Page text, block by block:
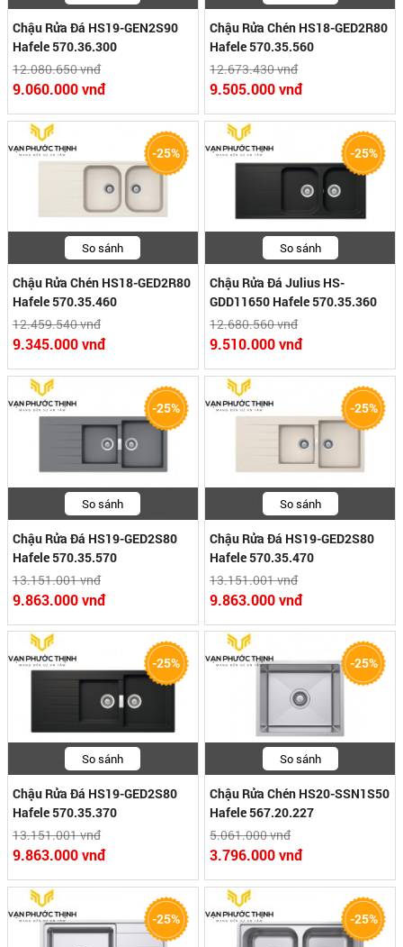
Chậu Rửa Đá HS19-GEN2S90
Hafele 570.36.300
12.080.650 vnđ
9.060.000 vnđ
Chậu Rửa Chén HS18-GED2R80
Hafele 570.35.560
12.673.430 vnđ
9.505.000 vnđ
So sánh
Chậu Rửa Chén HS18-GED2R80
Hafele 570.35.460
12.459.540 vnđ
9.345.000 vnđ
-25%
So sánh
Chậu Rửa Đá Julius HS-
GDD11650 Hafele 570.35.360
12.680.560 vnđ
9.510.000 vnđ
-25%
So sánh
Chậu Rửa Đá HS19-GED2S80
Hafele 570.35.570
13.151.001 vnđ
9.863.000 vnđ
-25%
So sánh
Chậu Rửa Đá HS19-GED2S80
Hafele 570.35.470
13.151.001 vnđ
9.863.000 vnđ
-25%
So sánh
Chậu Rửa Đá HS19-GED2S80
Hafele 570.35.370
13.151.001 vnđ
9.863.000 vnđ
-25%
So sánh
Chậu Rửa Chén HS20-SSN1S50
Hafele 567.20.227
5.061.000 vnđ
3.796.000 vnđ
-25%
-25% -25%